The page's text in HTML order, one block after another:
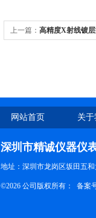
上一篇： 高精度X射线镀
网站首页 关
深圳市精诚仪器仪
地址：深圳市龙岗区坂田五
©2026 公司版权所有： 备案